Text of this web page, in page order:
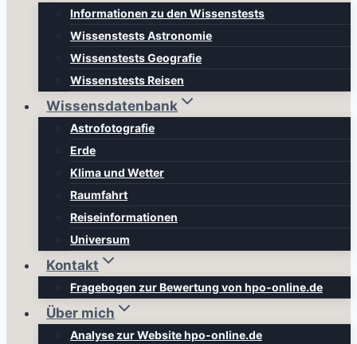
Informationen zu den Wissenstests
Wissenstests Astronomie
Wissenstests Geografie
Wissenstests Reisen
Wissensdatenbank
Astrofotografie
Erde
Klima und Wetter
Raumfahrt
Reiseinformationen
Universum
Kontakt
Fragebogen zur Bewertung von hpo-online.de
Über mich
Analyse zur Website hpo-online.de